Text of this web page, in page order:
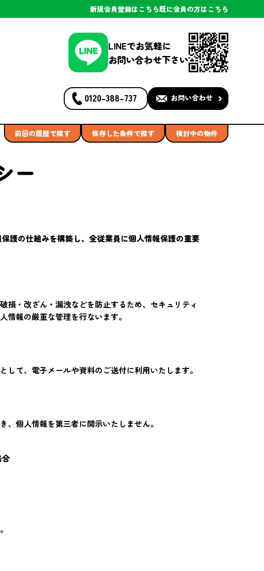
新規会員登録はこちら既に会員の方はこちら
LINEでお気軽に
お問い合わせ下さい
0120-388-737 お問い合わせ
前回の履歴で探す 保存した条件で探す
検討中の物件
ー
護の仕組みを構築し、全従業員に個人情報保護の重要
損・改ざん・漏洩などを防止するため、セキュリティ
報の厳重な管理を行ないます。
て、電子メールや資料のご送付に利用いたします。
個人情報を第三者に開示いたしません。